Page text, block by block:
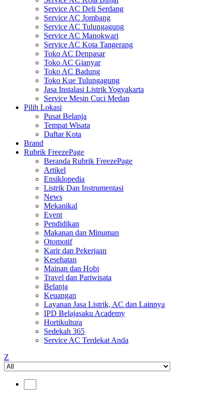
Service AC Deli Serdang
Service AC Jombang
Service AC Tulungagung
Service AC Manokwari
Service AC Kota Tangerang
Toko AC Denpasar
Toko AC Gianyar
Toko AC Badung
Toko Kue Tulungagung
Jasa Instalasi Listrik Yogyakarta
Service Mesin Cuci Medan
Pilih Lokasi
Pusat Belanja
Tempat Wisata
Daftar Kota
Brand
Rubrik FreezePage
Beranda Rubrik FreezePage
Artikel
Ensiklopedia
Listrik Dan Instrumentasi
News
Mekanikal
Event
Pendidikan
Makanan dan Minuman
Otomotif
Karir dan Pekerjaan
Kesehatan
Mainan dan Hobi
Travel dan Pariwisata
Belanja
Keuangan
Layanan Jasa Listrik, AC dan Lainnya
IPD Belajasaku Academy
Hortikultura
Sedekah 365
Service AC Terdekat Anda
Z